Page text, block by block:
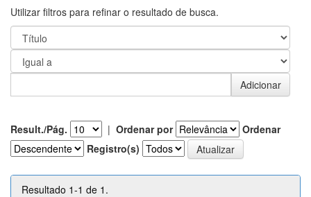
Utilizar filtros para refinar o resultado de busca.
Result./Pág. | Ordenar por
Ordenar
Registro(s)
Resultado 1-1 de 1.